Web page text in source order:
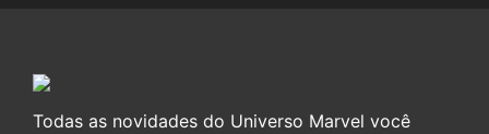
Todas as novidades do Universo Marvel você